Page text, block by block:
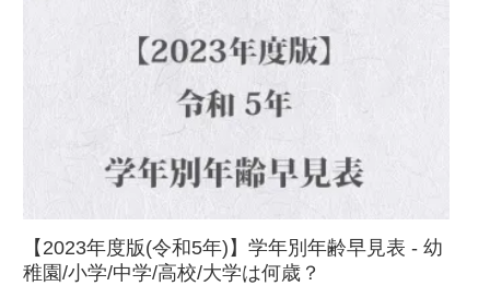
【2023年度版(令和5年)】学年別年齢早見表 - 幼
稚園/小学/中学/高校/大学は何歳？